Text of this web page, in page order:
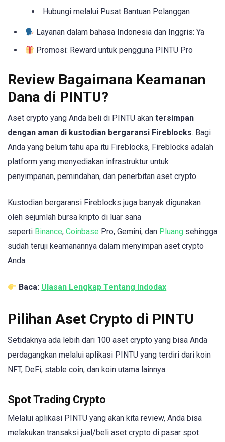
Hubungi melalui Pusat Bantuan Pelanggan
Layanan dalam bahasa Indonesia dan Inggris: Ya
Promosi: Reward untuk pengguna PINTU Pro
Review Bagaimana Keamanan
Dana di PINTU?
Aset crypto yang Anda beli di PINTU akan tersimpan
dengan aman di kustodian bergaransi Fireblocks. Bagi
Anda yang belum tahu apa itu Fireblocks, Fireblocks adalah
platform yang menyediakan infrastruktur untuk
penyimpanan, pemindahan, dan penerbitan aset crypto.
Kustodian bergaransi Fireblocks juga banyak digunakan
oleh sejumlah bursa kripto di luar sana
seperti Binance, Coinbase Pro, Gemini, dan Pluang sehingga
sudah teruji keamanannya dalam menyimpan aset crypto
Anda.
Baca: Ulasan Lengkap Tentang Indodax
Pilihan Aset Crypto di PINTU
Setidaknya ada lebih dari 100 aset crypto yang bisa Anda
perdagangkan melalui aplikasi PINTU yang terdiri dari koin
NFT, DeFi, stable coin, dan koin utama lainnya.
Spot Trading Crypto
Melalui aplikasi PINTU yang akan kita review, Anda bisa
melakukan transaksi jual/beli aset crypto di pasar spot